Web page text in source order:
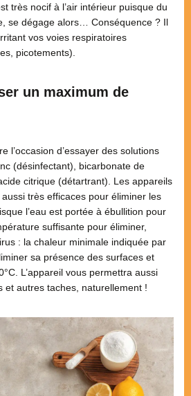
très nocif à l’air intérieur puisque du
se dégage alors… Conséquence ? Il
vos voies respiratoires
picotements).
un maximum de
l’occasion d’essayer des solutions
(désinfectant), bicarbonate de
citrique (détartrant). Les appareils
très efficaces pour éliminer les
l’eau est portée à ébullition pour
suffisante pour éliminer,
: la chaleur minimale indiquée par
sa présence des surfaces et
L’appareil vous permettra aussi
et autres taches, naturellement !